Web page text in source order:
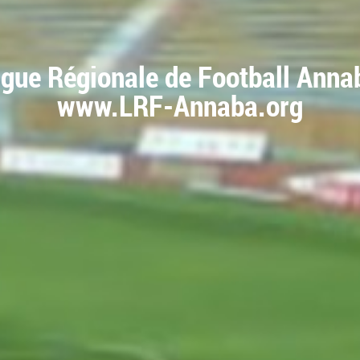
Régionale de Football
www.LRF-Annaba.org